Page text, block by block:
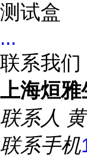
测试盒
...
联系我们
上海烜雅
联系人
联系手机